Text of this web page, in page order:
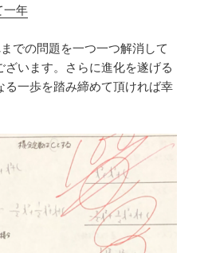
一年
での問題を一つ一つ解消して
います。さらに進化を遂げる
る一歩を踏み締めて頂ければ幸